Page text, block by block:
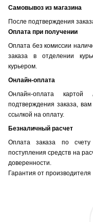
Самовывоз из магазина
После подтверждения
Оплата при получении
Оплата без комиссии
заказа в отделении
курьером.
Онлайн-оплата
Онлайн-оплата
подтверждения заказа,
ссылкой на оплату.
Безналичный расчет
Оплата заказа по
поступления средств на
доверенности.
Гарантия от производителя